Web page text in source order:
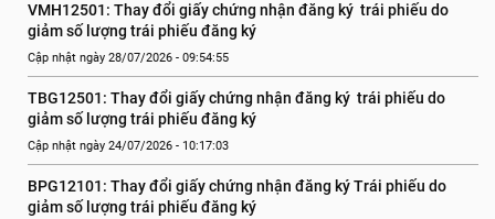
VMH12501: Thay đổi giấy chứng nhận đăng ký  trái phiếu do
giảm số lượng trái phiếu đăng ký
Cập nhật ngày 28/07/2026 - 09:54:55
TBG12501: Thay đổi giấy chứng nhận đăng ký  trái phiếu do
giảm số lượng trái phiếu đăng ký
Cập nhật ngày 24/07/2026 - 10:17:03
BPG12101: Thay đổi giấy chứng nhận đăng ký Trái phiếu do
giảm số lượng trái phiếu đăng ký